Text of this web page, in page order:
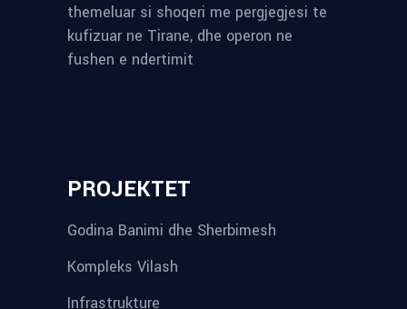
themeluar si shoqeri me pergjegjesi te
kufizuar ne Tirane, dhe operon ne
fushen e ndertimit
PROJEKTET
Godina Banimi dhe Sherbimesh
Kompleks Vilash
Infrastrukture